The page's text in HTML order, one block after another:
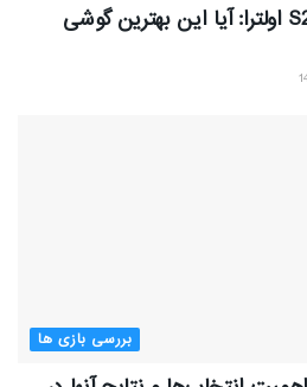
تکفارس؛ بررسی گلکسی S25 اولترا: آیا این بهترین گوشی
بررسی بازی ها